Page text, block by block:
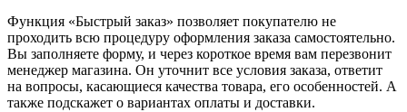
Функция «Быстрый заказ» позволяет покупателю не
проходить всю процедуру оформления заказа самостоятельно.
Вы заполняете форму, и через короткое время вам перезвонит
менеджер магазина. Он уточнит все условия заказа, ответит
на вопросы, касающиеся качества товара, его особенностей. А
также подскажет о вариантах оплаты и доставки.